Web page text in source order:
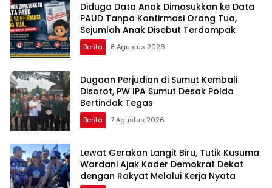
Diduga Data Anak Dimasukkan ke Data
PAUD Tanpa Konfirmasi Orang Tua,
Sejumlah Anak Disebut Terdampak
Berita 8 Agustus 2026
Dugaan Perjudian di Sumut Kembali
Disorot, PW IPA Sumut Desak Polda
Bertindak Tegas
Berita 7 Agustus 2026
Lewat Gerakan Langit Biru, Tutik Kusuma
Wardani Ajak Kader Demokrat Dekat
dengan Rakyat Melalui Kerja Nyata